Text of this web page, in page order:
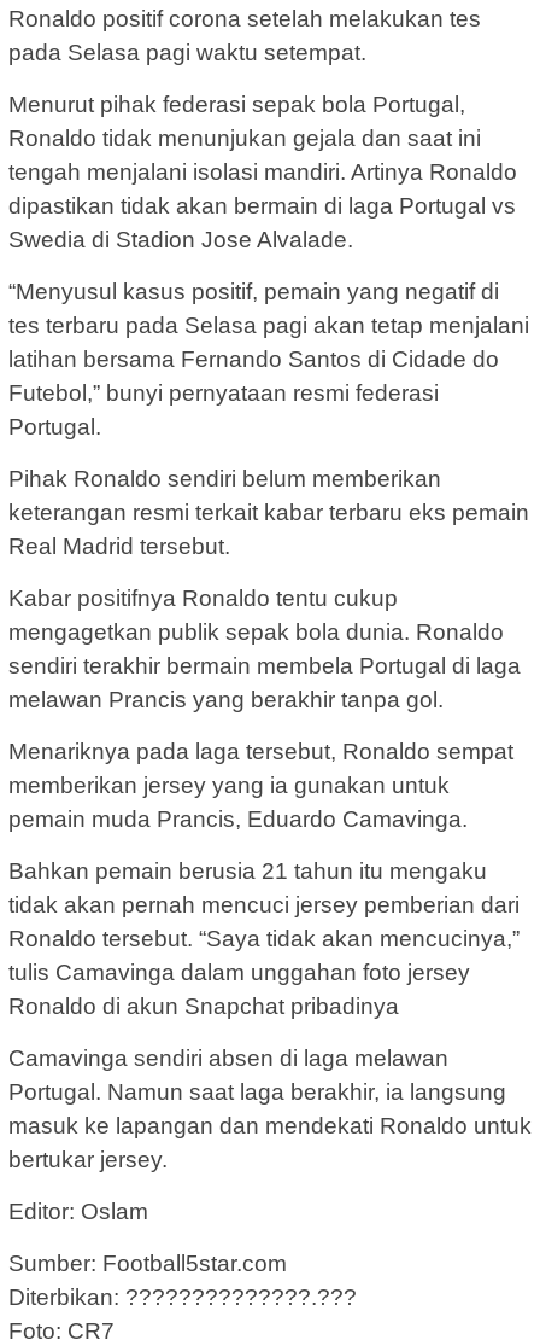
Ronaldo positif corona setelah melakukan tes
pada Selasa pagi waktu setempat.
Menurut pihak federasi sepak bola Portugal,
Ronaldo tidak menunjukan gejala dan saat ini
tengah menjalani isolasi mandiri. Artinya Ronaldo
dipastikan tidak akan bermain di laga Portugal vs
Swedia di Stadion Jose Alvalade.
“Menyusul kasus positif, pemain yang negatif di
tes terbaru pada Selasa pagi akan tetap menjalani
latihan bersama Fernando Santos di Cidade do
Futebol,” bunyi pernyataan resmi federasi
Portugal.
Pihak Ronaldo sendiri belum memberikan
keterangan resmi terkait kabar terbaru eks pemain
Real Madrid tersebut.
Kabar positifnya Ronaldo tentu cukup
mengagetkan publik sepak bola dunia. Ronaldo
sendiri terakhir bermain membela Portugal di laga
melawan Prancis yang berakhir tanpa gol.
Menariknya pada laga tersebut, Ronaldo sempat
memberikan jersey yang ia gunakan untuk
pemain muda Prancis, Eduardo Camavinga.
Bahkan pemain berusia 21 tahun itu mengaku
tidak akan pernah mencuci jersey pemberian dari
Ronaldo tersebut. “Saya tidak akan mencucinya,”
tulis Camavinga dalam unggahan foto jersey
Ronaldo di akun Snapchat pribadinya
Camavinga sendiri absen di laga melawan
Portugal. Namun saat laga berakhir, ia langsung
masuk ke lapangan dan mendekati Ronaldo untuk
bertukar jersey.
Editor: Oslam
Sumber: Football5star.com
Diterbikan: ??????????????.???
Foto: CR7